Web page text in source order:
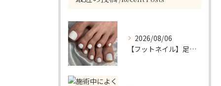
2026/08/06
【フットネイル】足元がパッと映える！ホワイトワンカラーネイル